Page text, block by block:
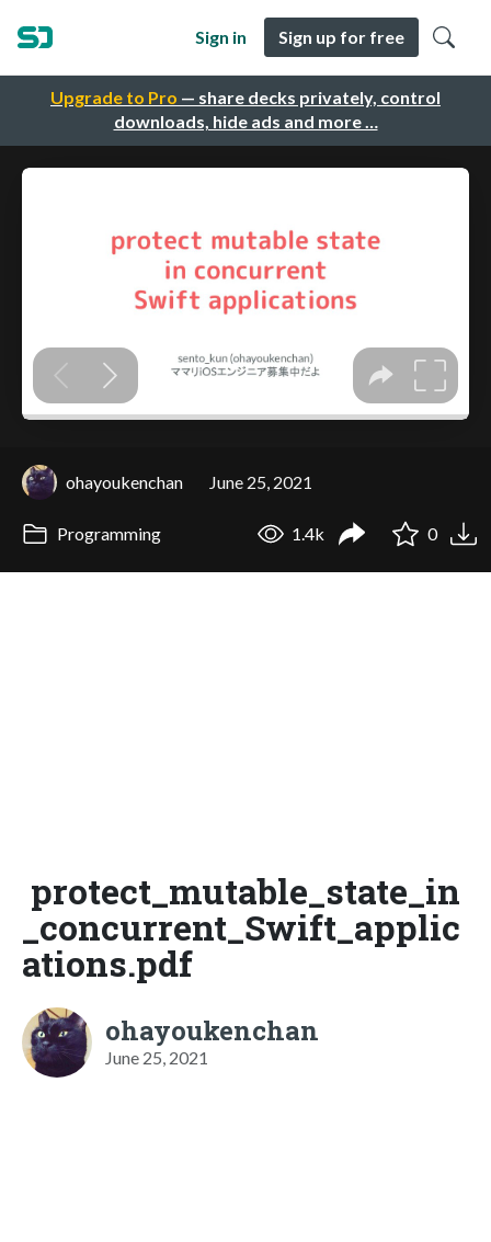
Upgrade to Pro — share decks privately, control
downloads, hide ads and more …
Sign in Sign up for free
ohayoukenchan June 25, 2021
Programming 1.4k 0
protect_mutable_state_in
_concurrent_Swift_applic
ations.pdf
ohayoukenchan
June 25, 2021